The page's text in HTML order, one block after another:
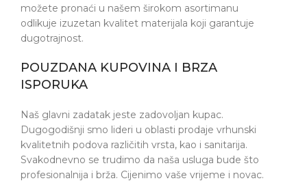
možete pronaći u našem širokom asortimanu
odlikuje izuzetan kvalitet materijala koji garantuje
dugotrajnost.
POUZDANA KUPOVINA I BRZA
ISPORUKA
Naš glavni zadatak jeste zadovoljan kupac.
Dugogodišnji smo lideri u oblasti prodaje vrhunski
kvalitetnih podova različitih vrsta, kao i sanitarija.
Svakodnevno se trudimo da naša usluga bude što
profesionalnija i brža. Cijenimo vaše vrijeme i novac.